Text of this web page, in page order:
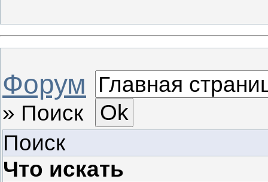
Форум
» Поиск
Поиск
Что искать